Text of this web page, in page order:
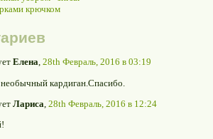
крючком
Елена, 28th Февраль, 2016 в 03:19
кардиган.Спасибо.
Лариса 28th Февраль, 2016 в 12:24